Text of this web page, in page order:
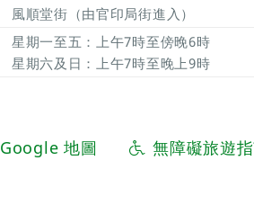
風順堂街（由官印局街進入）
星期一至五：上午7時至傍晚6時
星期六及日：上午7時至晚上9時
Google 地圖 無障礙旅遊